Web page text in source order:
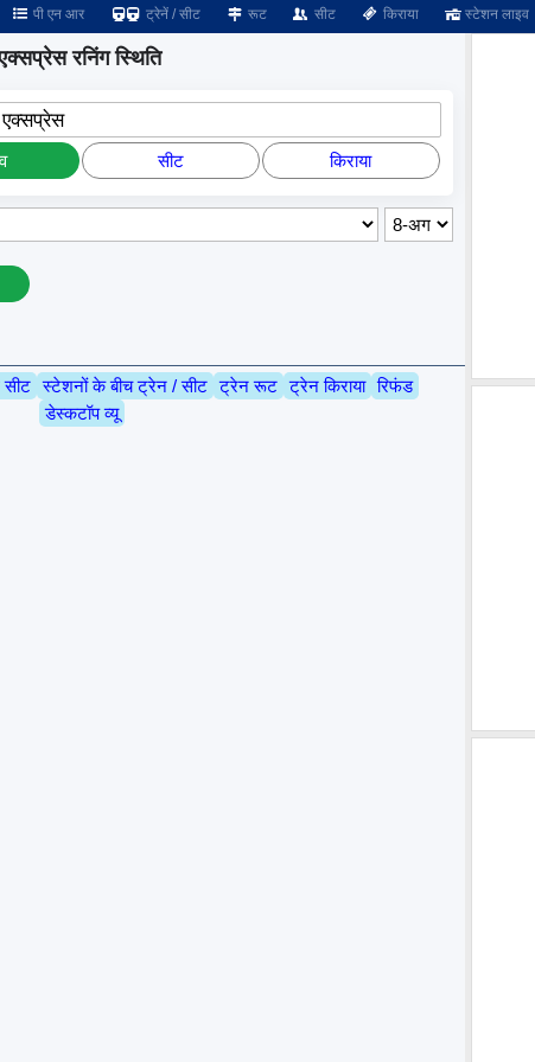
पी एन आर ट्रेनें / सीट रूट सीट किराया स्टेशन लाइव
रनिंग स्थिति
एक्सप्रेस
सीट किराया
स्टेशनों के बीच ट्रेन / सीट ट्रेन रूट ट्रेन किराया रिफंड
डेस्कटॉप व्यू